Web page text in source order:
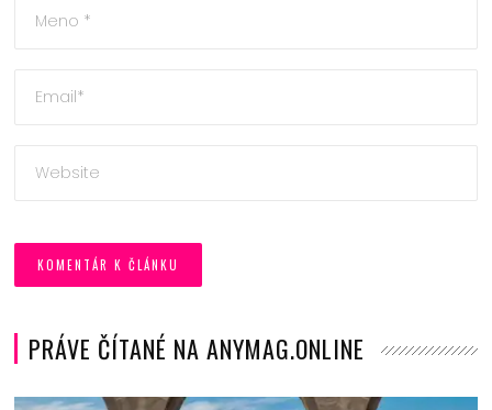
PRÁVE ČÍTANÉ NA ANYMAG.ONLINE